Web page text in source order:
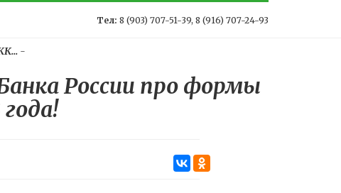
Тел: 8 (903) 707-51-39, 8 (916) 707-24-93
-
России про формы